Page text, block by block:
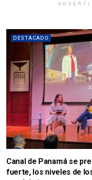
DESTACADO
Canal de Panamá se
fuerte, los niveles de